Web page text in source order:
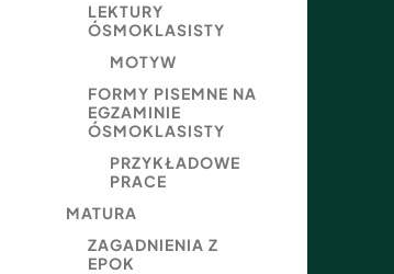
LEKTURY
ÓSMOKLASISTY
MOTYW
FORMY PISEMNE NA
EGZAMINIE
ÓSMOKLASISTY
PRZYKŁADOWE
PRACE
MATURA
ZAGADNIENIA Z
EPOK